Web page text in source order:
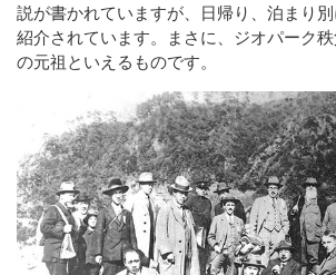
説が書かれていますが、日帰り、泊まり
紹介されています。まさに、ジオパーク
の元祖といえるものです。